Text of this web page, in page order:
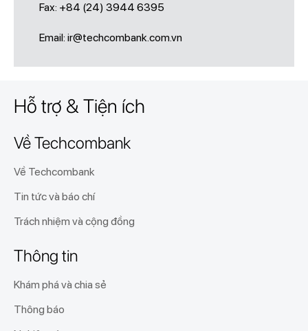
Fax: +84 (24) 3944 6395
Email:ir@techcombank.com.vn
Hỗ trợ & Tiện ích
Về Techcombank
Về Techcombank
Tin tức và báo chí
Trách nhiệm và cộng đồng
Thông tin
Khám phá và chia sẻ
Thông báo